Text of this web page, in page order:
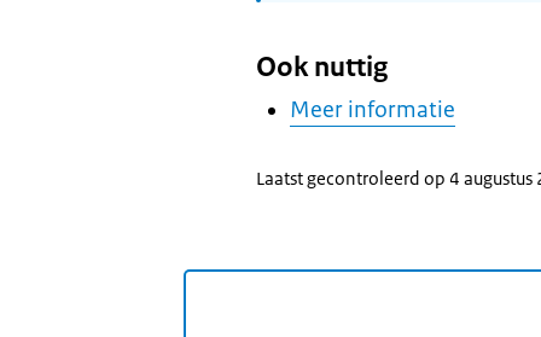
Ook nuttig
Meer informatie
Laatst gecontroleerd op 4 augustus